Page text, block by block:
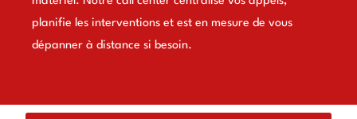
planifie les interventions et est en mesure de vous
dépanner à distance si besoin.